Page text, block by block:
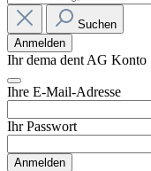
Suchen
Anmelden
Ihr dema dent AG Konto
Ihre E-Mail-Adresse
Ihr Passwort
Anmelden